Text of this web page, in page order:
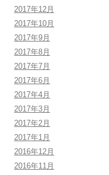
2017年12月
2017年10月
2017年9月
2017年8月
2017年7月
2017年6月
2017年4月
2017年3月
2017年2月
2017年1月
2016年12月
2016年11月